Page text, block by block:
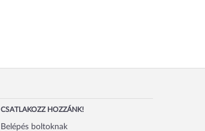
CSATLAKOZZ HOZZÁNK!
Belépés boltoknak